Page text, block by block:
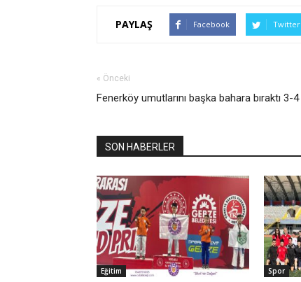
PAYLAŞ Facebook Twitter
« Önceki
Fenerköy umutlarını başka bahara bıraktı 3-4
SON HABERLER
Eğitim Spor